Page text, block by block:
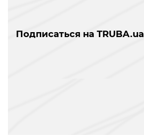
Подписаться на TRUBA.ua